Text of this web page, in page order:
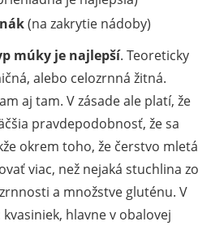
(na zakrytie nádoby)
múky je najlepší. Teoreticky
alebo celozrnná žitná.
aj tam. V zásade ale platí, že
pravdepodobnosť, že sa
okrem toho, že čerstvo mletá
viac, než nejaká stuchlina zo
a množstve gluténu. V
hlavne v obalovej